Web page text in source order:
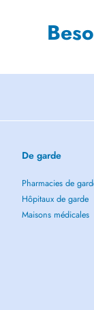
De garde
Pharmacies de
Hôpitaux de garde
Maisons médicales